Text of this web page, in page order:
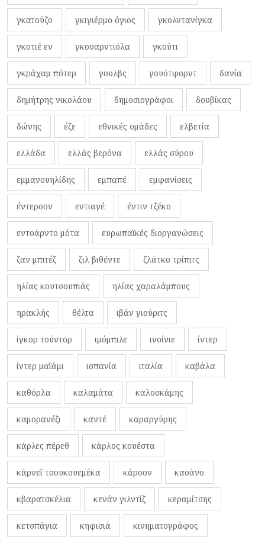
γκατούζο γκιγιέρμο όγιος γκολντανίγκα
γκοτιέ εν γκουαρντιόλα γκούτι
γκράχαμ πότερ γουλβς γουότφορντ δανία
δημήτρης νικολάου δημοσιογράφοι δουβίκας
δώνης έζε εθνικές ομάδες ελβετία
ελλάδα ελλάς βερόνα ελλάς σύρου
εμμανουηλίδης εμπαπέ εμφανίσεις
έντερσον εντιαγέ έντιν τζέκο
εντοάρντο μότα ευρωπαϊκές διοργανώσεις
ζαν μπιτέζ ζιλ βιθέντε ζλάτκο τρίπιτς
ηλίας κουτσουπιάς ηλίας χαραλάμπους
ηρακλής θέλτα ιβάν γιούριτς
ίγκορ τούντορ ιμόμπιλε ινσίνιε ίντερ
ίντερ μαϊάμι ισπανία ιταλία καβάλα
καθόρλα καλαμάτα καλοσκάμης
καμορανέζι καντέ καραργύρης
κάρλες πέρεθ κάρλος κουέστα
κάρνεϊ τσουκουεμέκα κάρσον κασάνο
κβαρατσκέλια κενάν γιλντίζ κεραμίτσης
κετσπάγια κηφισιά κινηματογράφος